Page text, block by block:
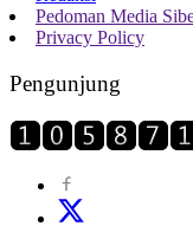
Pedoman Media
Privacy Policy
Pengunjung